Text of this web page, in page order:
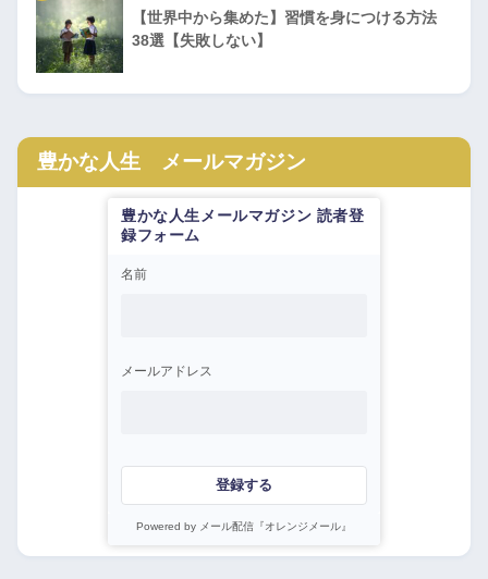
【世界中から集めた】習慣を身につける方法
38選【失敗しない】
豊かな人生 メールマガジン
豊かな人生メールマガジン 読者登
録フォーム
名前
メールアドレス
登録する
Powered by メール配信『オレンジメール』